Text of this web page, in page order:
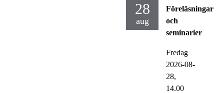
28
aug
Föreläsningar
och
seminarier
Fredag
2026-08-
28,
14.00